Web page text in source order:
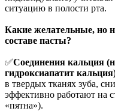
ситуацию в полости рта.
Какие желательные, но
составе пасты?
✅Соединения кальция
гидроксиапатит
в твердых тканях зуба,
эффективно работают на
«пятна»).